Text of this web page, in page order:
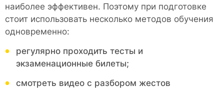
наиболее эффективен. Поэтому при подготовке
стоит использовать несколько методов обучения
одновременно:
регулярно проходить тесты и
экзаменационные билеты;
смотреть видео с разбором жестов